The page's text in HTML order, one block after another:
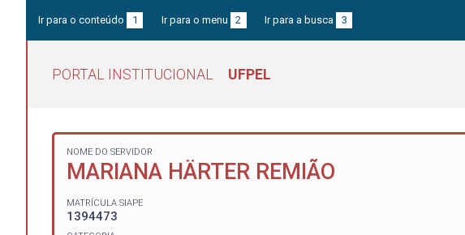
Ir para o conteúdo 1 Ir para o menu 2 Ir para a busca 3
PORTAL INSTITUCIONAL UFPEL
NOME DO SERVIDOR
MARIANA HÄRTER REMIÃO
MATRÍCULA SIAPE
1394473